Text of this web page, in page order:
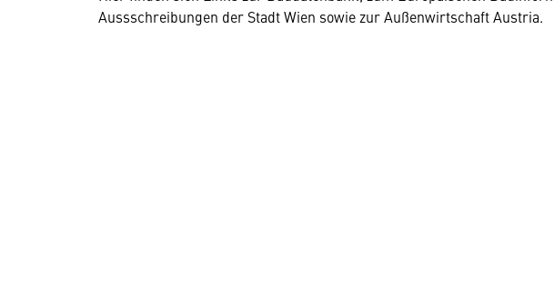
Aussschreibungen der Stadt Wien sowie zur Außenwirtschaft Austria.